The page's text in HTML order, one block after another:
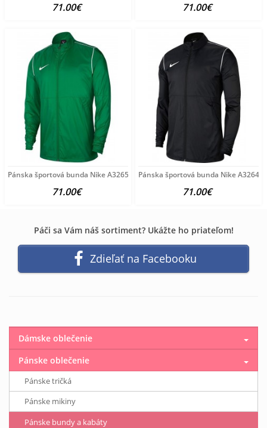
71.00€ 71.00€
Pánska športová bunda Nike A3265
71.00€
Pánska športová bunda Nike A3264
71.00€
Páči sa Vám náš sortiment? Ukážte ho priateľom!
Zdieľať na Facebooku
Dámske oblečenie
Pánske oblečenie
Pánske tričká
Pánske mikiny
Pánske bundy a kabáty